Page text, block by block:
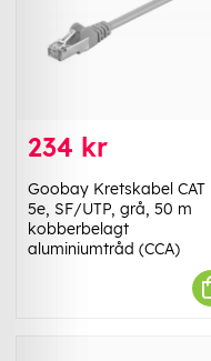
234 kr
Goobay Kretskabel CAT
5e, SF/UTP, grå, 50 m
kobberbelagt
aluminiumtråd (CCA)